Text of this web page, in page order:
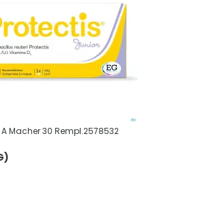
Comp A Macher 30 Rempl.2578532